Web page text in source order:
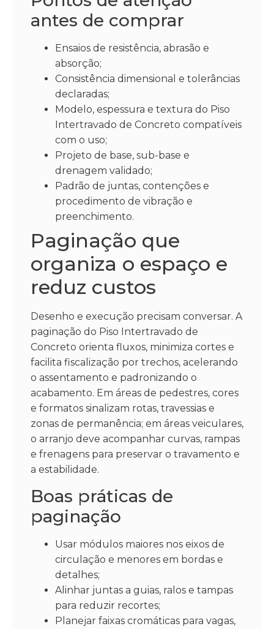
antes de comprar
Ensaios de resistência, abrasão e
absorção;
Consistência dimensional e tolerâncias
declaradas;
Modelo, espessura e textura do Piso
Intertravado de Concreto compatíveis
com o uso;
Projeto de base, sub-base e
drenagem validado;
Padrão de juntas, contenções e
procedimento de vibração e
preenchimento.
Paginação que
organiza o espaço e
reduz custos
Desenho e execução precisam conversar. A
paginação do Piso Intertravado de
Concreto orienta fluxos, minimiza cortes e
facilita fiscalização por trechos, acelerando
o assentamento e padronizando o
acabamento. Em áreas de pedestres, cores
e formatos sinalizam rotas, travessias e
zonas de permanência; em áreas veiculares,
o arranjo deve acompanhar curvas, rampas
e frenagens para preservar o travamento e
a estabilidade.
Boas práticas de
paginação
Usar módulos maiores nos eixos de
circulação e menores em bordas e
detalhes;
Alinhar juntas a guias, ralos e tampas
para reduzir recortes;
Planejar faixas cromáticas para vagas,